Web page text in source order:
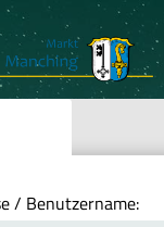
/ Benutzername: